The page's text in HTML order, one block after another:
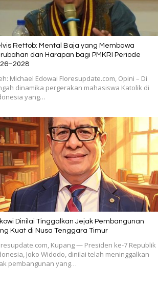
Rettob: Mental Baja yang Membawa
dan Harapan bagi PMKRI Periode
Michael Edowai Floresupdate.com, Opini – Di
dinamika pergerakan mahasiswa Katolik di
yang…
Dinilai Tinggalkan Jejak Pembangunan
Kuat di Nusa Tenggara Timur
Kupang — Presiden ke-7 Republik
Joko Widodo, dinilai telah meninggalkan
pembangunan yang…